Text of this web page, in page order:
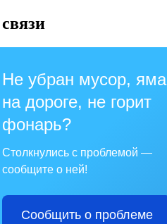
Не убран мусор, яма
на дороге, не горит
фонарь?
Столкнулись с проблемой —
сообщите о ней!
Сообщить о проблеме